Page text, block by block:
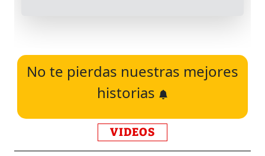
No te pierdas nuestras mejores
historias
VIDEOS